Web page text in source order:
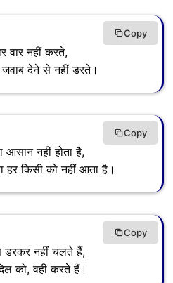
वार नहीं करते,
देने से नहीं डरते।
Copy
आसान नहीं होता है,
हर किसी को नहीं आता है।
Copy
डरकर नहीं चलते हैं,
को, वही करते हैं।
Copy